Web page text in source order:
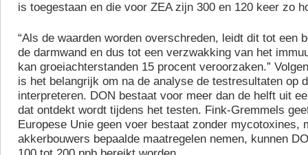
is toegestaan en die voor ZEA zijn 300 en 120 keer zo
“Als de waarden worden overschreden, leidt dit tot een
de darmwand en dus tot een verzwakking van het
kan groeiachterstanden 15 procent veroorzaken.”
is het belangrijk om na de analyse de testresultaten op
interpreteren. DON bestaat voor meer dan de helft uit
dat ontdekt wordt tijdens het testen. Fink-Gremmels
Europese Unie geen voer bestaat zonder mycotoxines,
akkerbouwers bepaalde maatregelen nemen, kunnen